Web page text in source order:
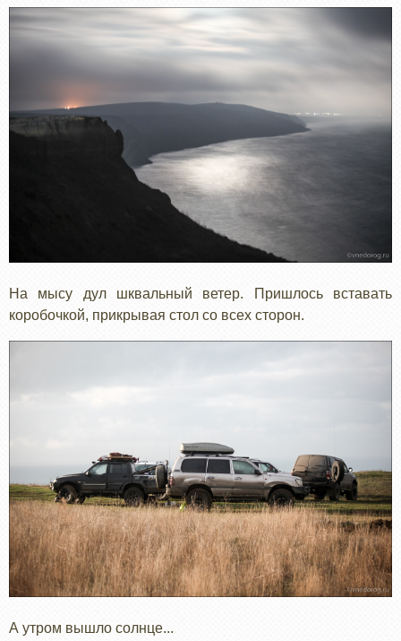
На мысу дул шквальный ветер. Пришлось вставать
коробочкой, прикрывая стол со всех сторон.
А утром вышло солнце...